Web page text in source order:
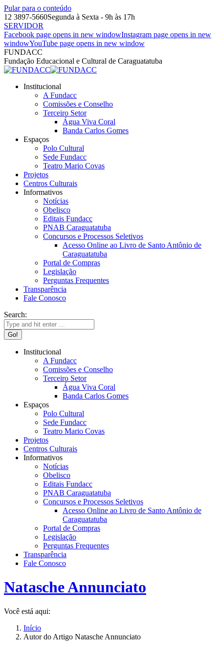
Pular para o conteúdo
12 3897-5660Segunda à Sexta - 9h às 17h
SERVIDOR
Facebook page opens in new windowInstagram page opens in new
windowYouTube page opens in new window
FUNDACC
Fundação Educacional e Cultural de Caraguatatuba
Institucional
A Fundacc
Comissões e Conselho
Terceiro Setor
Água Viva Coral
Banda Carlos Gomes
Espaços
Polo Cultural
Sede Fundacc
Teatro Mario Covas
Projetos
Centros Culturais
Informativos
Notícias
Obelisco
Editais Fundacc
PNAB Caraguatatuba
Concursos e Processos Seletivos
Acesso Online ao Livro de Santo Antônio de
Caraguatatuba
Portal de Compras
Legislação
Perguntas Frequentes
Transparência
Fale Conosco
Search:
Institucional
A Fundacc
Comissões e Conselho
Terceiro Setor
Água Viva Coral
Banda Carlos Gomes
Espaços
Polo Cultural
Sede Fundacc
Teatro Mario Covas
Projetos
Centros Culturais
Informativos
Notícias
Obelisco
Editais Fundacc
PNAB Caraguatatuba
Concursos e Processos Seletivos
Acesso Online ao Livro de Santo Antônio de
Caraguatatuba
Portal de Compras
Legislação
Perguntas Frequentes
Transparência
Fale Conosco
Natasche Annunciato
Você está aqui:
Início
Autor do Artigo Natasche Annunciato